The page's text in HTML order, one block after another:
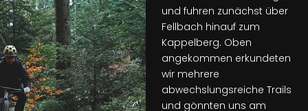
und fuhren zunächst über
Fellbach hinauf zum
Kappelberg. Oben
angekommen erkundeten
wir mehrere
abwechslungsreiche Trails
und gönnten uns am